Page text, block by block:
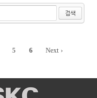
검색
5 6 Next ›